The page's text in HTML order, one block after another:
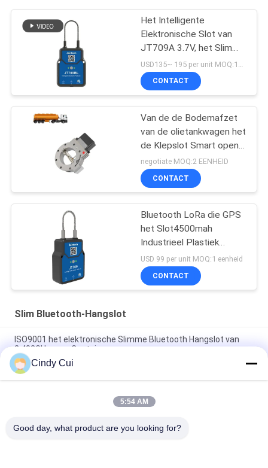
Het Intelligente
Elektronische Slot van
JT709A 3.7V, het Slimme
Hangslot van 4500mAh
Bluetooth
CONTACT
Van de de Bodemafzet
van de olietankwagen het
de Klepslot Smart opent
met CEI ex certificatie
negotiate MOQ:2 EENHEID
CONTACT
Bluetooth LoRa die GPS
het Slot4500mah
Industrieel Plastiek
volgen van de
Hangslotklep
USD 99 per unit MOQ:1 eenheid
CONTACT
Slim Bluetooth-Hangslot
ISO9001 het elektronische Slimme Bluetooth Hangslot van
2.402GHz voor Container
Het elektronische Slimme Bluetooth Hangslot van 3G met
20000mAh-Batterij
Ce Goedgekeurd Schokbestendig de Drijversslot van Mini
Cindy Cui
5:54 AM
Good day, what product are you looking for?